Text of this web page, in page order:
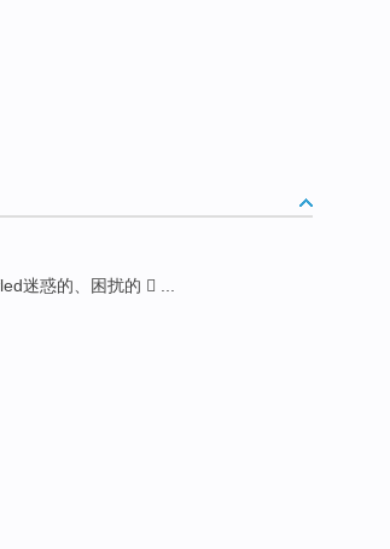
迷惑的、困扰的  ...